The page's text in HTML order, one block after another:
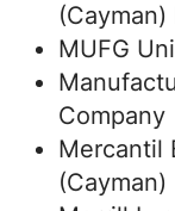
MUFG
Company
Mercantil
(Cayman)